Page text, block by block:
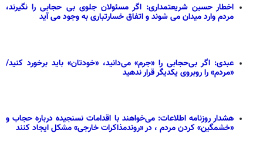
اخطار حسین شریعتمداری: اگر مسئولان جلوی بی حجابی را نگیرند،
مردم وارد میدان می شوند و اتفاق خسارتباری به وجود می آید
عبدی: اگر بی‌حجابی را «جرم» می‌دانید، «خودتان» باید برخورد کنید/
«مردم» را روبروی یکدیگر قرار ندهید
هشدار روزنامه اطلاعات: می‌خواهند با اقدامات نسنجیده درباره حجاب و
«خشمگین» کردن مردم ، در «روندمذاکرات خارجی» مشکل ایجاد کنند